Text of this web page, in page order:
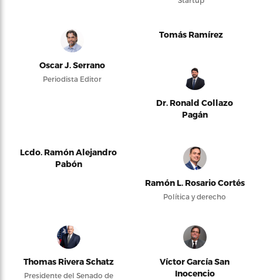
Oscar J. Serrano
Periodista Editor
Tomás Ramírez
Dr. Ronald Collazo
Pagán
Lcdo. Ramón Alejandro
Pabón
Ramón L. Rosario Cortés
Política y derecho
Thomas Rivera Schatz
Presidente del Senado de
Víctor García San
Inocencio